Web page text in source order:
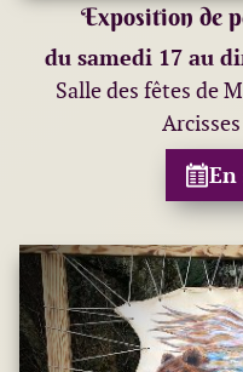
Exposition de
du samedi 17 au
Salle des fêtes de
En